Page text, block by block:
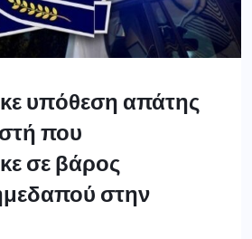
υπόθεση απάτης
που
σε βάρος
στην